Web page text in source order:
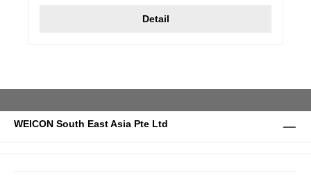
Detail
WEICON South East Asia Pte Ltd